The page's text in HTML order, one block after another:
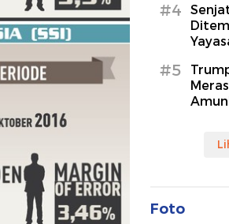
#4
#5
Foto